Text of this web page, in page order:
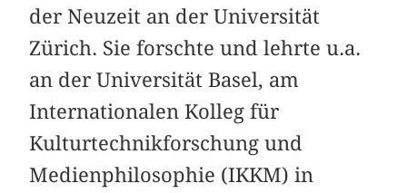
der Neuzeit an der Universität
Zürich. Sie forschte und lehrte u.a.
an der Universität Basel, am
Internationalen Kolleg für
Kulturtechnikforschung und
Medienphilosophie (IKKM) in